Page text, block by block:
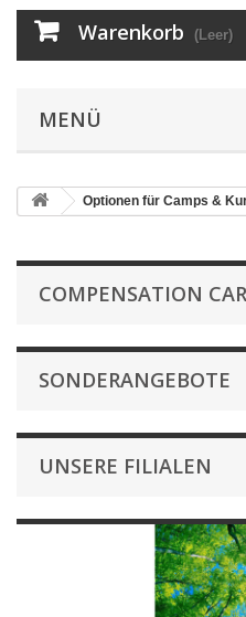
Warenkorb (Leer)
MENÜ
Optionen für Camps &
COMPENSATION
SONDERANGEBOTE
UNSERE FILIALEN